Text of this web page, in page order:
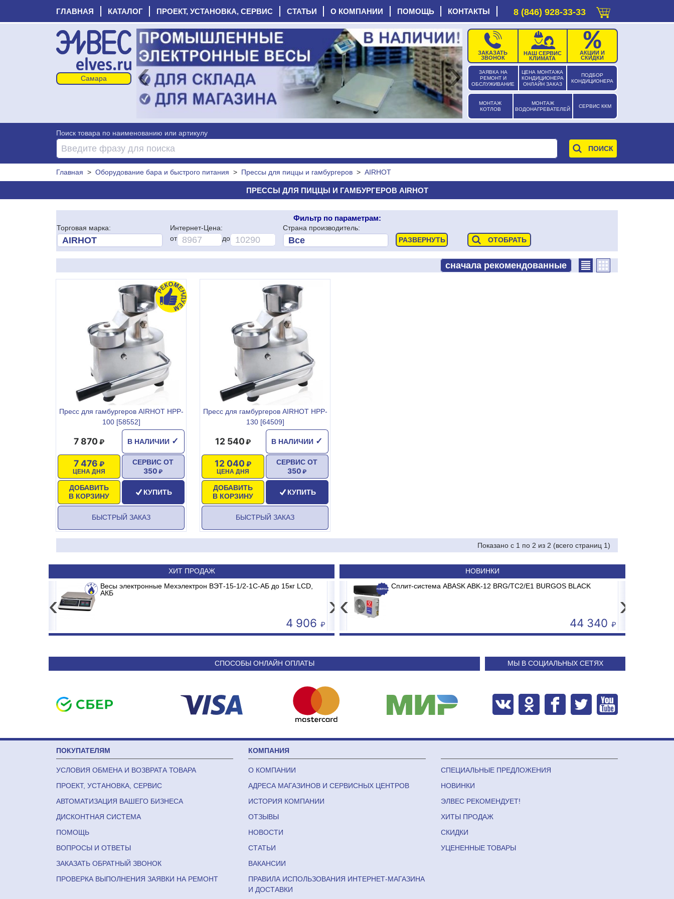
ГЛАВНАЯ КАТАЛОГ ПРОЕКТ, УСТАНОВКА, СЕРВИС СТАТЬИ О КОМПАНИИ ПОМОЩЬ КОНТАКТЫ 8 (846) 928-33-33
ЗАЯВКА НА
РЕМОНТ И
ОБСЛУЖИВАНИЕ
ЦЕНА МОНТАЖА
КОНДИЦИОНЕРА
ОНЛАЙН ЗАКАЗ
ПОДБОР
КОНДИЦИОНЕРА
МОНТАЖ
КОТЛОВ
МОНТАЖ
ВОДОНАГРЕВАТЕЛЕЙ
СЕРВИС ККМ
ЗАКАЗАТЬ
ЗВОНОК
НАШ СЕРВИС
КЛИМАТА
АКЦИИ И
СКИДКИ
‹ ›
Поиск товара по наименованию или артикулу
Главная > Оборудование бара и быстрого питания > Прессы для пиццы и гамбургеров > AIRHOT
ПРЕССЫ ДЛЯ ПИЦЦЫ И ГАМБУРГЕРОВ AIRHOT
ХИТ ПРОДАЖ
Весы электронные Мехэлектрон ВЭТ-15-1/2-1С-АБ до 15кг LCD,
АКБ
4 906
Весы электронные CAS PRII -15CD до 15 кг 2/5г
4 593
‹ ›
НОВИНКИ
Сплит-система ABASK ABK/INV-18 MDR/MB2/E1 MADRID INVERTER
50 590
Сплит-система ABASK ABK-12 BRG/TC2/E1 BURGOS BLACK
44 340
‹ ›
СПОСОБЫ ОНЛАЙН ОПЛАТЫ МЫ В СОЦИАЛЬНЫХ СЕТЯХ
Фильтр по параметрам:
Торговая марка:
Интернет-Цена:
от
до
Страна производитель:
Пресс для гамбургеров AIRHOT HPP-
100 [58552]
В НАЛИЧИИ ✓
7 870
ЦЕНА ДНЯ
7 476
ДОБАВИТЬ
В КОРЗИНУ
СЕРВИС ОТ
350
КУПИТЬ
БЫСТРЫЙ ЗАКАЗ
Пресс для гамбургеров AIRHOT HPP-
130 [64509]
В НАЛИЧИИ ✓
12 540
ЦЕНА ДНЯ
12 040
ДОБАВИТЬ
В КОРЗИНУ
СЕРВИС ОТ
350
КУПИТЬ
БЫСТРЫЙ ЗАКАЗ
Показано с 1 по 2 из 2 (всего страниц 1)
ПОКУПАТЕЛЯМ
УСЛОВИЯ ОБМЕНА И ВОЗВРАТА ТОВАРА
ПРОЕКТ, УСТАНОВКА, СЕРВИС
АВТОМАТИЗАЦИЯ ВАШЕГО БИЗНЕСА
ДИСКОНТНАЯ СИСТЕМА
ПОМОЩЬ
ВОПРОСЫ И ОТВЕТЫ
ЗАКАЗАТЬ ОБРАТНЫЙ ЗВОНОК
ПРОВЕРКА ВЫПОЛНЕНИЯ ЗАЯВКИ НА РЕМОНТ
КОМПАНИЯ
О КОМПАНИИ
АДРЕСА МАГАЗИНОВ И СЕРВИСНЫХ ЦЕНТРОВ
ИСТОРИЯ КОМПАНИИ
ОТЗЫВЫ
НОВОСТИ
СТАТЬИ
ВАКАНСИИ
ПРАВИЛА ИСПОЛЬЗОВАНИЯ ИНТЕРНЕТ-МАГАЗИНА
И ДОСТАВКИ
СПЕЦИАЛЬНЫЕ ПРЕДЛОЖЕНИЯ
НОВИНКИ
ЭЛВЕС РЕКОМЕНДУЕТ!
ХИТЫ ПРОДАЖ
СКИДКИ
УЦЕНЕННЫЕ ТОВАРЫ